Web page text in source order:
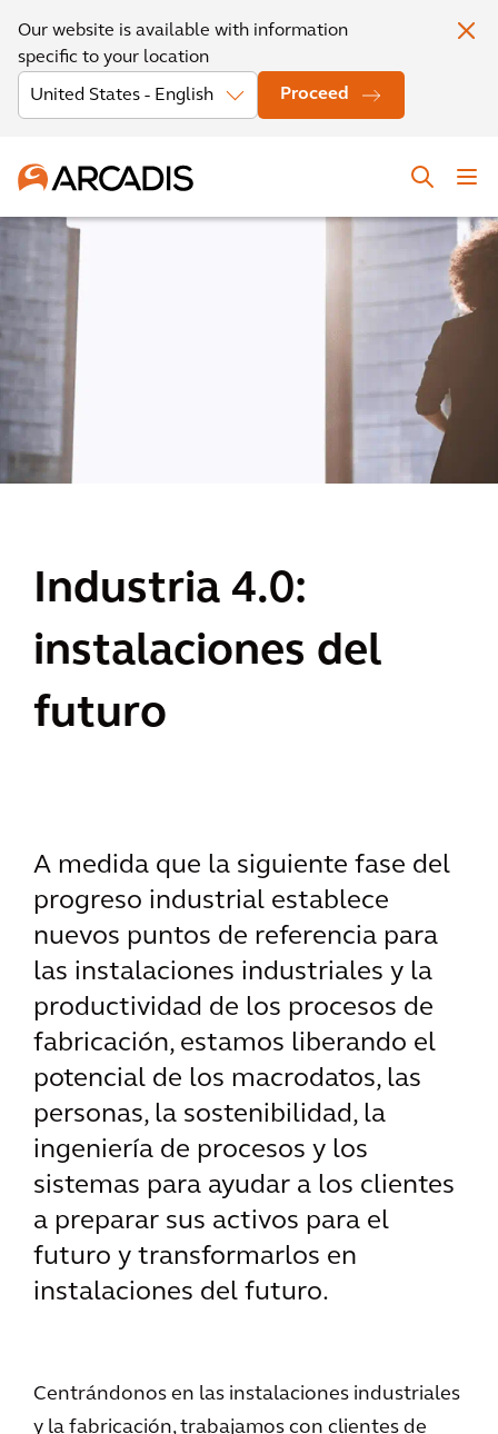
Our website is available with information
specific to your location
Proceed
Industria 4.0:
instalaciones del
futuro
A medida que la siguiente fase del
progreso industrial establece
nuevos puntos de referencia para
las instalaciones industriales y la
productividad de los procesos de
fabricación, estamos liberando el
potencial de los macrodatos, las
personas, la sostenibilidad, la
ingeniería de procesos y los
sistemas para ayudar a los clientes
a preparar sus activos para el
futuro y transformarlos en
instalaciones del futuro.
Centrándonos en las instalaciones industriales
y la fabricación, trabajamos con clientes de